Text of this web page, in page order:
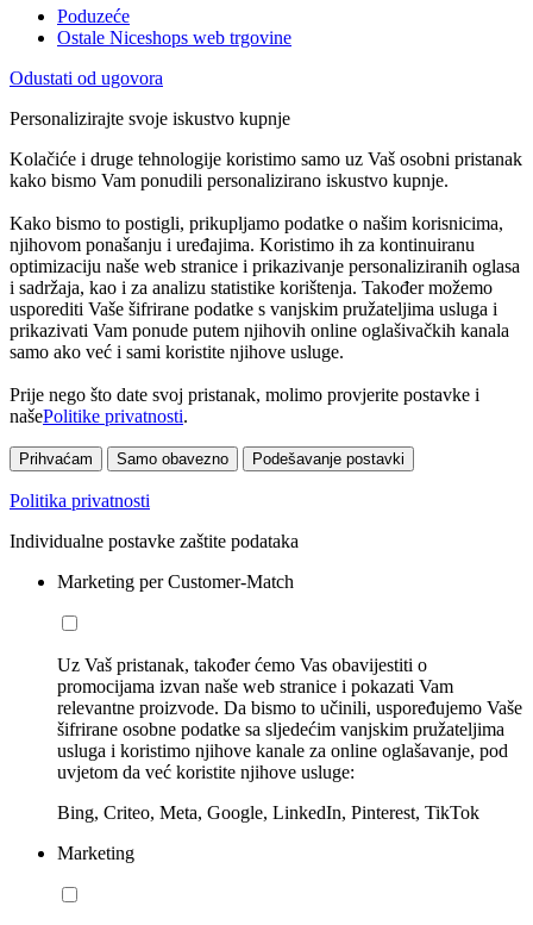
Poduzeće
Ostale Niceshops web trgovine
Odustati od ugovora
Personalizirajte svoje iskustvo kupnje
Kolačiće i druge tehnologije koristimo samo uz Vaš osobni pristanak
kako bismo Vam ponudili personalizirano iskustvo kupnje.
Kako bismo to postigli, prikupljamo podatke o našim korisnicima,
njihovom ponašanju i uređajima. Koristimo ih za kontinuiranu
optimizaciju naše web stranice i prikazivanje personaliziranih oglasa
i sadržaja, kao i za analizu statistike korištenja. Također možemo
usporediti Vaše šifrirane podatke s vanjskim pružateljima usluga i
prikazivati Vam ponude putem njihovih online oglašivačkih kanala
samo ako već i sami koristite njihove usluge.
Prije nego što date svoj pristanak, molimo provjerite postavke i
našePolitike privatnosti.
Prihvaćam Samo obavezno Podešavanje postavki
Politika privatnosti
Individualne postavke zaštite podataka
Marketing per Customer-Match
Uz Vaš pristanak, također ćemo Vas obavijestiti o
promocijama izvan naše web stranice i pokazati Vam
relevantne proizvode. Da bismo to učinili, uspoređujemo Vaše
šifrirane osobne podatke sa sljedećim vanjskim pružateljima
usluga i koristimo njihove kanale za online oglašavanje, pod
uvjetom da već koristite njihove usluge:
Bing, Criteo, Meta, Google, LinkedIn, Pinterest, TikTok
Marketing